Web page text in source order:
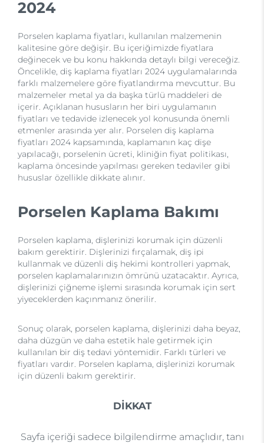
2024
Porselen kaplama fiyatları, kullanılan malzemenin
kalitesine göre değişir. Bu içeriğimizde fiyatlara
değinecek ve bu konu hakkında detaylı bilgi vereceğiz.
Öncelikle, diş kaplama fiyatları 2024 uygulamalarında
farklı malzemelere göre fiyatlandırma mevcuttur. Bu
malzemeler metal ya da başka türlü maddeleri de
içerir. Açıklanan hususların her biri uygulamanın
fiyatları ve tedavide izlenecek yol konusunda önemli
etmenler arasında yer alır. Porselen diş kaplama
fiyatları 2024 kapsamında, kaplamanın kaç dişe
yapılacağı, porselenin ücreti, kliniğin fiyat politikası,
kaplama öncesinde yapılması gereken tedaviler gibi
hususlar özellikle dikkate alınır.
Porselen Kaplama Bakımı
Porselen kaplama, dişlerinizi korumak için düzenli
bakım gerektirir. Dişlerinizi fırçalamak, diş ipi
kullanmak ve düzenli diş hekimi kontrolleri yapmak,
porselen kaplamalarınızın ömrünü uzatacaktır. Ayrıca,
dişlerinizi çiğneme işlemi sırasında korumak için sert
yiyeceklerden kaçınmanız önerilir.
Sonuç olarak, porselen kaplama, dişlerinizi daha beyaz,
daha düzgün ve daha estetik hale getirmek için
kullanılan bir diş tedavi yöntemidir. Farklı türleri ve
fiyatları vardır. Porselen kaplama, dişlerinizi korumak
için düzenli bakım gerektirir.
DİKKAT
Sayfa içeriği sadece bilgilendirme amaçlıdır, tanı